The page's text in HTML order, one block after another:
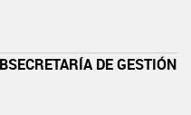
DE GESTIÓN